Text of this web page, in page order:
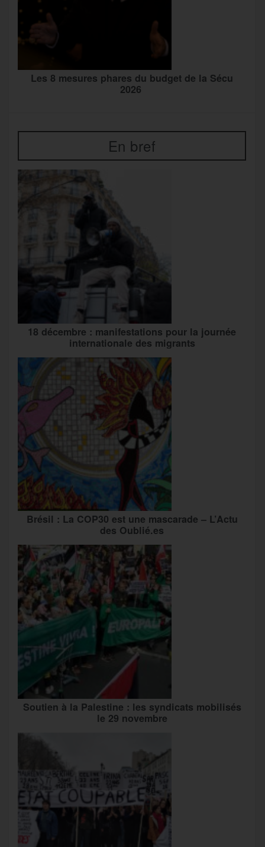
Les 8 mesures phares du budget de la Sécu
2026
En bref
18 décembre : manifestations pour la journée
internationale des migrants
Brésil : La COP30 est une mascarade – L’Actu
des Oublié.es
Soutien à la Palestine : les syndicats mobilisés
le 29 novembre